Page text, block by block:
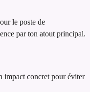
le poste de
par ton atout principal.
impact concret pour éviter